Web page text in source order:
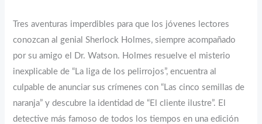
Tres aventuras imperdibles para que los jóvenes lectores
conozcan al genial Sherlock Holmes, siempre acompañado
por su amigo el Dr. Watson. Holmes resuelve el misterio
inexplicable de “La liga de los pelirrojos”, encuentra al
culpable de anunciar sus crímenes con “Las cinco semillas de
naranja” y descubre la identidad de “El cliente ilustre”. El
detective más famoso de todos los tiempos en una edición